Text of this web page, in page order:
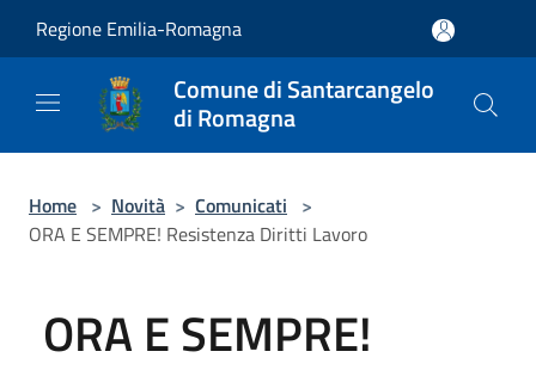
Regione Emilia-Romagna
Comune di Santarcangelo
di Romagna
Home > Novità > Comunicati >
ORA E SEMPRE! Resistenza Diritti Lavoro
ORA E SEMPRE!